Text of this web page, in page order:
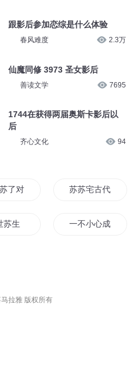
跟影后参加恋综是什么体验
春风难度 2.3万
仙魔同修 3973 圣女影后
善读文学 7695
1744在获得两届奥斯卡影后以
后
齐心文化 94
了对不起 苏苏宅古代
苏生 一不小心成了苏
拉雅 版权所有